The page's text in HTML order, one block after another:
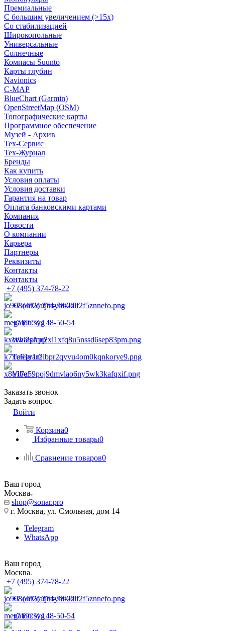
Премиальные
С большим увеличением (>15x)
Со стабилизацией
Широкопольные
Универсальные
Солнечные
Компасы Suunto
Карты глубин
Navionics
C-MAP
BlueChart (Garmin)
OpenStreetMap (OSM)
Топографические карты
Программное обеспечение
Музей - Архив
Tex-Сервис
Тех-Журнал
Бренды
Как купить
Условия оплаты
Условия доставки
Гарантия на товар
Оплата банковскими картами
Компания
Новости
О компании
Карьера
Партнеры
Реквизиты
Контакты
Контакты
+7 (495) 374-78-22
+7 (495) 374-78-22
+7 (925) 148-50-54
WhatsApp
Telegram
Viber
Заказать звонок
Задать вопрос
Войти
Корзина0
Избранные товары0
Сравнение товаров0
Ваш город
Москва
shop@sonar.pro
г. Москва, ул. Смольная, дом 14
Telegram
WhatsApp
Ваш город
Москва
+7 (495) 374-78-22
+7 (495) 374-78-22
+7 (925) 148-50-54